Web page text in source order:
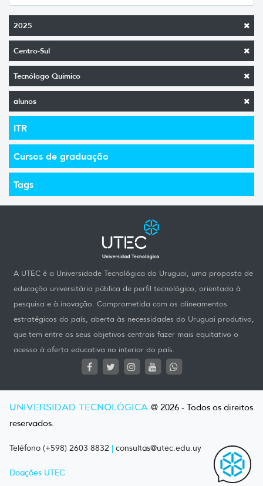
2025
Centro-Sul
Tecnólogo Químico
alunos
ITR
Cursos de graduação
Tags
A UTEC é a Universidade Tecnológica do Uruguai, uma proposta de
educação universitária pública de perfil tecnológico, orientada à
pesquisa e à inovação. Comprometida com os alineamentos
estratégicos do país, aberta às necessidades do Uruguai produtivo,
que tem entre os seus objetivos centrais fazer mais equitativo o
acesso à oferta educativa no interior do país.
UNIVERSIDAD TECNOLÓGICA @ 2026 - Todos os direitos
reservados.
Teléfono (+598) 2603 8832 | consultas@utec.edu.uy
Doações UTEC